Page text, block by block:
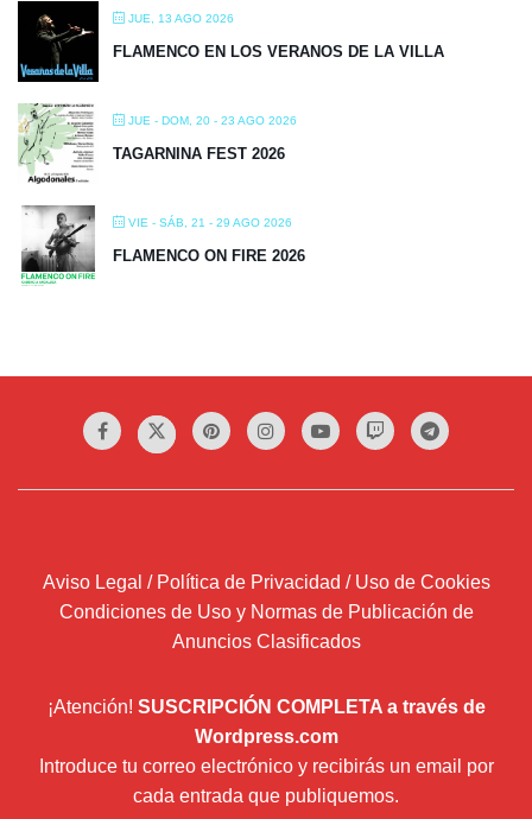
JUE, 13 AGO 2026
FLAMENCO EN LOS VERANOS DE LA VILLA
JUE - DOM, 20 - 23 AGO 2026
TAGARNINA FEST 2026
VIE - SÁB, 21 - 29 AGO 2026
FLAMENCO ON FIRE 2026
Aviso Legal / Política de Privacidad / Uso de Cookies
Condiciones de Uso y Normas de Publicación de
Anuncios Clasificados
¡Atención! SUSCRIPCIÓN COMPLETA a través de
Wordpress.com
Introduce tu correo electrónico y recibirás un email por
cada entrada que publiquemos.